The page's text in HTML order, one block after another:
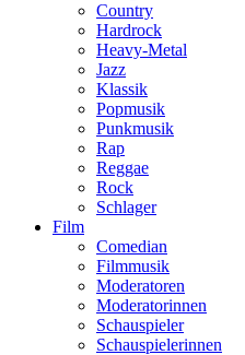
Country
Hardrock
Heavy-Metal
Jazz
Klassik
Popmusik
Punkmusik
Rap
Reggae
Rock
Schlager
Film
Comedian
Filmmusik
Moderatoren
Moderatorinnen
Schauspieler
Schauspielerinnen